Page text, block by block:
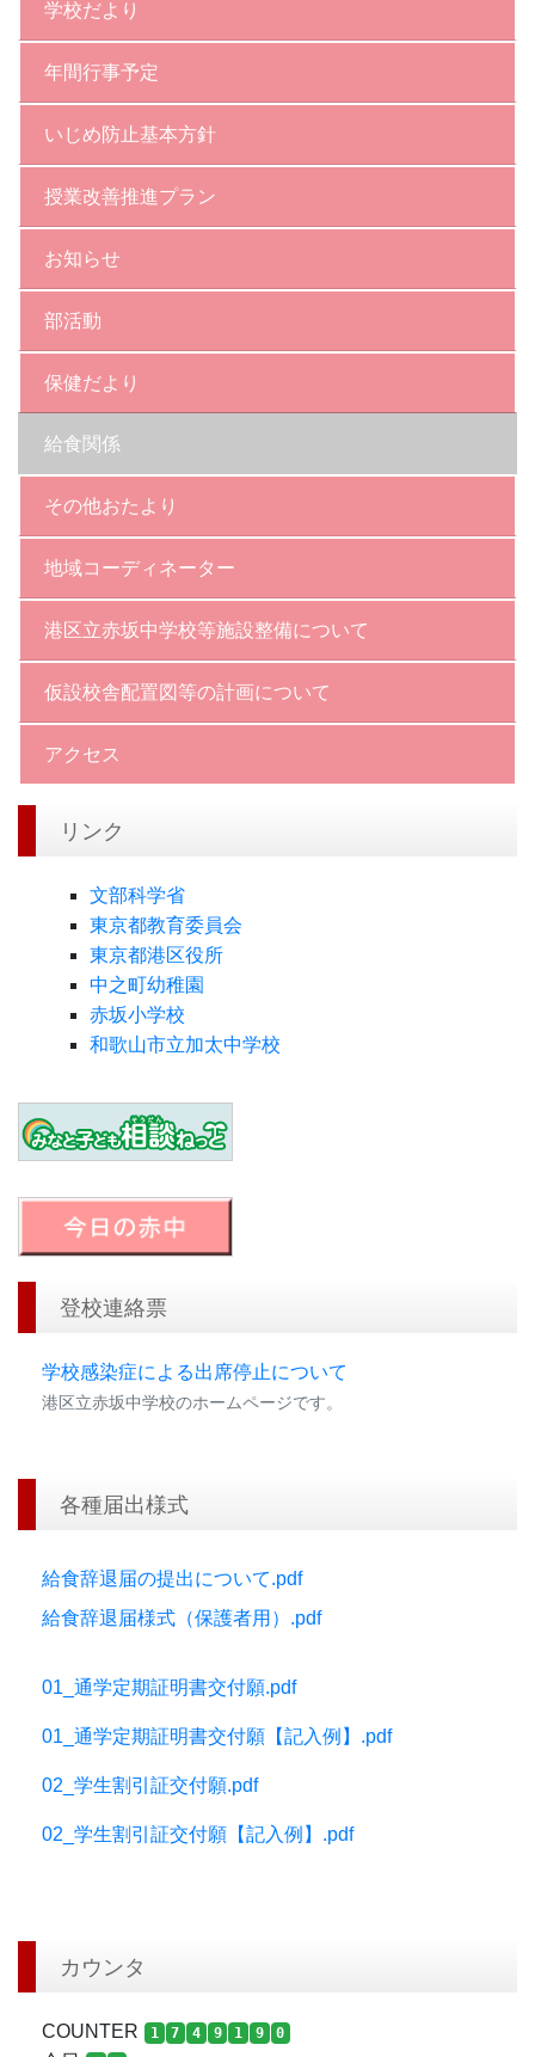
学校だより
年間行事予定
いじめ防止基本方針
授業改善推進プラン
お知らせ
部活動
保健だより
給食関係
その他おたより
地域コーディネーター
港区立赤坂中学校等施設整備について
仮設校舎配置図等の計画について
アクセス
リンク
文部科学省
東京都教育委員会
東京都港区役所
中之町幼稚園
赤坂小学校
和歌山市立加太中学校
登校連絡票
学校感染症による出席停止について
港区立赤坂中学校のホームページです。
各種届出様式
給食辞退届の提出について.pdf
給食辞退届様式（保護者用）.pdf
01_通学定期証明書交付願.pdf
01_通学定期証明書交付願【記入例】.pdf
02_学生割引証交付願.pdf
02_学生割引証交付願【記入例】.pdf
カウンタ
COUNTER 1 7 4 9 1 9 0